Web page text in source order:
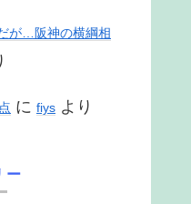
が…阪神の横綱相
に fiys より
ー